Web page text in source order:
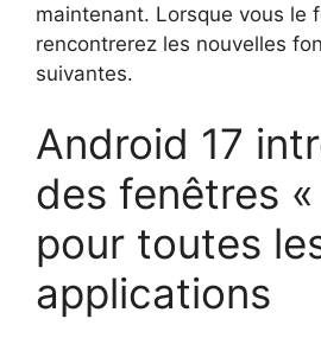
maintenant. Lorsque vous le
rencontrerez les nouvelles
suivantes.
Android 17
des fenêtres
pour toutes
applications